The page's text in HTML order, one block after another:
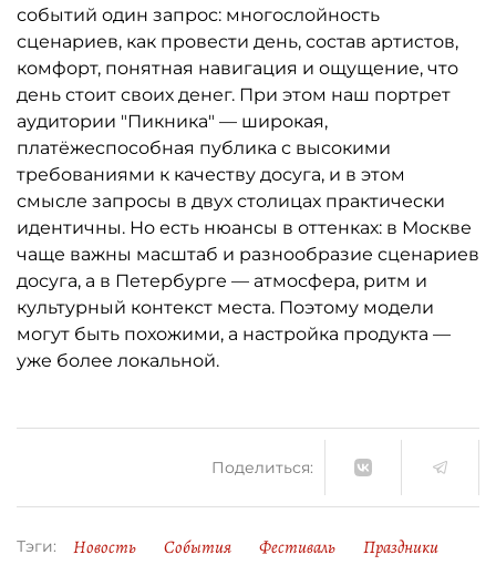
событий один запрос: многослойность
сценариев, как провести день, состав артистов,
комфорт, понятная навигация и ощущение, что
день стоит своих денег. При этом наш портрет
аудитории "Пикника" — широкая,
платёжеспособная публика с высокими
требованиями к качеству досуга, и в этом
смысле запросы в двух столицах практически
идентичны. Но есть нюансы в оттенках: в Москве
чаще важны масштаб и разнообразие сценариев
досуга, а в Петербурге — атмосфера, ритм и
культурный контекст места. Поэтому модели
могут быть похожими, а настройка продукта —
уже более локальной.
Поделиться:
Тэги: Новость События Фестиваль
Праздники